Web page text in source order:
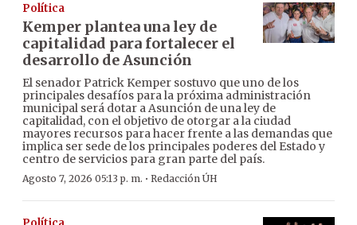
Política
Kemper plantea una ley de
capitalidad para fortalecer el
desarrollo de Asunción
El senador Patrick Kemper sostuvo que uno de los
principales desafíos para la próxima administración
municipal será dotar a Asunción de una ley de
capitalidad, con el objetivo de otorgar a la ciudad
mayores recursos para hacer frente a las demandas que
implica ser sede de los principales poderes del Estado y
centro de servicios para gran parte del país.
Agosto 7, 2026 05:13 p. m. · Redacción ÚH